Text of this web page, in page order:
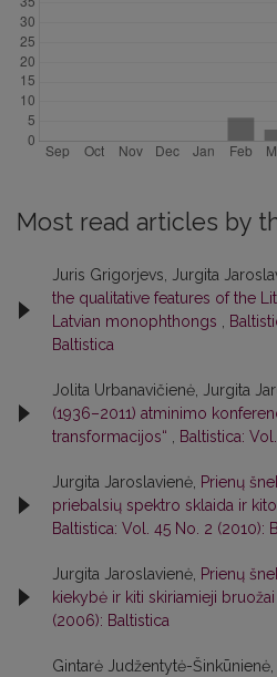
Most read articles by
Juris Grigorjevs, Jurgita
the qualitative features of the
Latvian monophthongs
Baltistica
Jolita Urbanavičienė, Jurgita
(1936–2011) atminimo
transformacijos“
Baltistica:
Jurgita Jaroslavienė, Prienų
priebalsių spektro sklaida ir
Baltistica: Vol. 45 No. 2 (2010):
Jurgita Jaroslavienė, Prienų
kiekybė ir kiti skiriamieji bruožai
(2006): Baltistica
Gintarė Judžentytė-